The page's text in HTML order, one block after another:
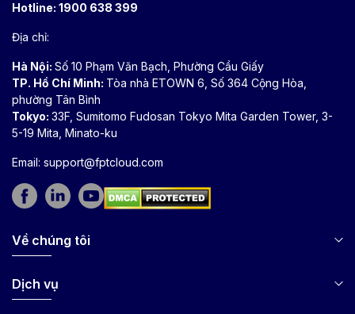
Hotline: 1900 638 399
Địa chỉ:
Hà Nội: Số 10 Phạm Văn Bạch, Phường Cầu Giấy
TP. Hồ Chí Minh: Tòa nhà ETOWN 6, Số 364 Cộng Hòa,
phường Tân Bình
Tokyo: 33F, Sumitomo Fudosan Tokyo Mita Garden Tower, 3-
5-19 Mita, Minato-ku
Email: support@fptcloud.com
Về chúng tôi
Dịch vụ